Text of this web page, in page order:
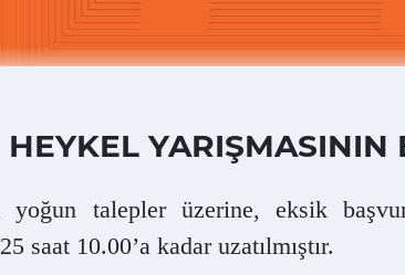
YARIŞMASININ
yoğun talepler üzerine, eksik
saat 10.00’a kadar uzatılmıştır.